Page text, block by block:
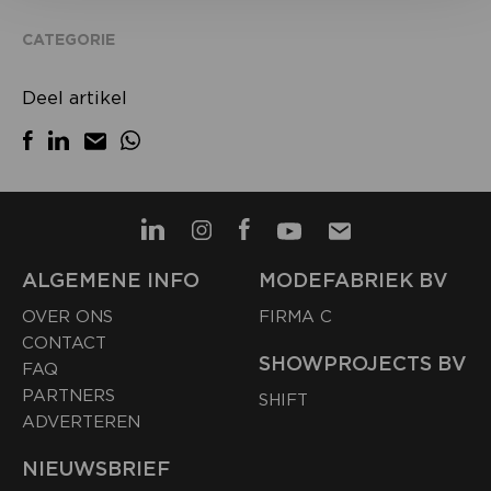
CATEGORIE
Deel artikel
ALGEMENE INFO
OVER ONS
CONTACT
FAQ
PARTNERS
ADVERTEREN
MODEFABRIEK BV
FIRMA C
SHOWPROJECTS BV
SHIFT
NIEUWSBRIEF